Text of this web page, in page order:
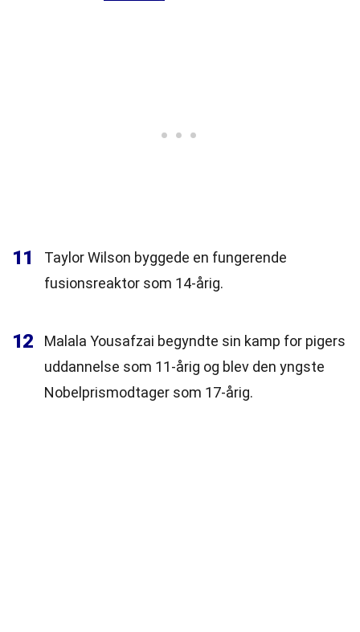
11
Taylor Wilson byggede en fungerende
fusionsreaktor som 14-årig.
12
Malala Yousafzai begyndte sin kamp for pigers
uddannelse som 11-årig og blev den yngste
Nobelprismodtager som 17-årig.